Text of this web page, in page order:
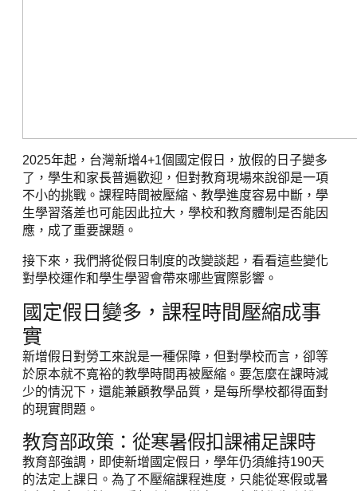
2025年起，台灣新增4+1個國定假日，放假的日子變多
了，學生和家長普遍歡迎，但對教育現場來說卻是一項
不小的挑戰。課程時間被壓縮、教學進度容易中斷，學
生學習落差也可能因此拉大，學校和教育體制是否能因
應，成了重要課題。
接下來，我們將從假日制度的改變談起，看看這些變化
對學校運作和學生學習會帶來哪些實際影響。
國定假日變多，課程時間壓縮成事
實
新增假日對勞工來說是一種保障，但對學校而言，卻等
於原本就不寬裕的教學時間再被壓縮。要怎麼在課時減
少的情況下，還能兼顧教學品質，是每所學校都得面對
的現實問題。
教育部政策：從寒暑假扣課補足課時
教育部強調，即使新增國定假日，學年仍須維持190天
的法定上課日。為了不壓縮課程進度，只能從寒假或暑